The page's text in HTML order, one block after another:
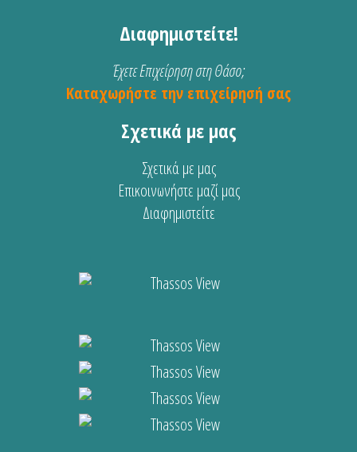
Διαφημιστείτε!
Έχετε Επιχείρηση στη Θάσο;
Καταχωρήστε την επιχείρησή σας
Σχετικά με μας
Σχετικά με μας
Επικοινωνήστε μαζί μας
Διαφημιστείτε